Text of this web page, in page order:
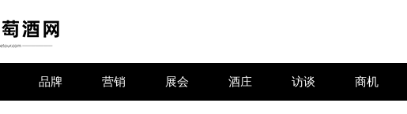
品牌 营销 展会 酒庄 访谈 商机